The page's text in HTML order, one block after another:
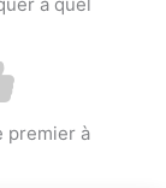
premier à